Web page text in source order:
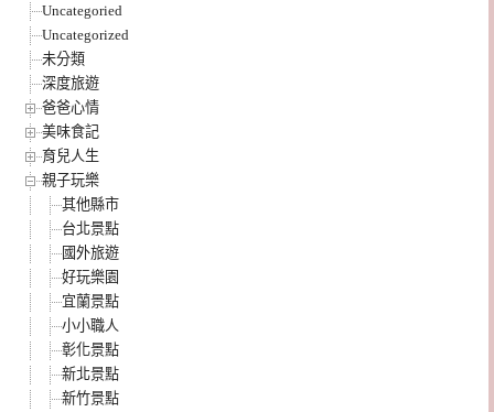
Uncategoried
Uncategorized
未分類
深度旅遊
爸爸心情
美味食記
育兒人生
親子玩樂
其他縣市
台北景點
國外旅遊
好玩樂園
宜蘭景點
小小職人
彰化景點
新北景點
新竹景點